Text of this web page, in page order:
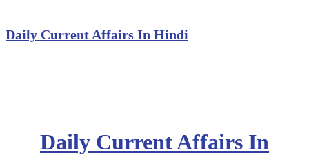
Daily Current Affairs In Hindi
Daily Current Affairs In